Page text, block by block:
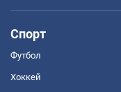
Спорт
Футбол
Хоккей